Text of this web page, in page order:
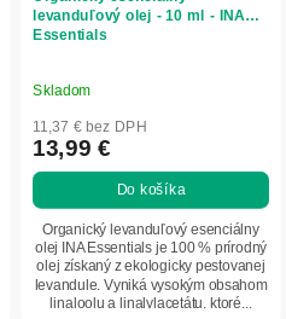
levanduľový olej - 10 ml - INA
Essentials
Skladom
11,37 € bez DPH
13,99 €
Do košíka
Organický levanduľový esenciálny
olej INA Essentials je 100 % prírodný
olej získaný z ekologicky pestovanej
levandule. Vyniká vysokým obsahom
linaloolu a linalylacetátu, ktoré...